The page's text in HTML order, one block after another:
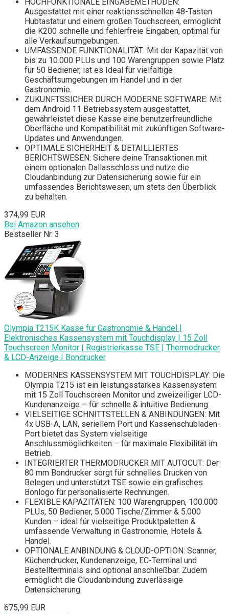
Ausgestattet mit einer reaktionsschnellen 48-Tasten
Hubtastatur und einem großen Touchscreen, ermöglicht
die K200 schnelle und fehlerfreie Eingaben, optimal für
alle Verkaufsumgebungen.
UMFASSENDE FUNKTIONALITÄT: Mit der Kapazität von
bis zu 10.000 PLUs und 100 Warengruppen sowie Platz
für 50 Bediener, ist es Ideal für vielfältige
Geschäftsumgebungen im Handel und in der
Gastronomie.
ZUKUNFTSSICHER DURCH MODERNE SOFTWARE: Mit
dem Android 11 Betriebssystem ausgestattet,
gewährleistet diese Kasse eine benutzerfreundliche
Oberfläche und Kompatibilität mit zukünftigen Software-
Updates und Anwendungen.
OPTIMALE SICHERHEIT & DETAILLIERTES
BERICHTSWESEN: Sichere deine Transaktionen mit
einem optionalen Dallasschloss und nutze die
Cloudanbindung zur Datensicherung sowie für ein
umfassendes Berichtswesen, um stets den Überblick
zu behalten.
374,99 EUR
Bei Amazon ansehen
Bestseller Nr. 3
Olympia T215K Kasse für Gastronomie & Handel |
Elektronisches Kassensystem mit Touchdisplay | 15 Zoll
Touchscreen Monitor | Registrierkasse TSE | Thermodrucker
& LCD-Anzeige | Bondrucker
MODERNES KASSENSYSTEM MIT TOUCHDISPLAY: Die
Olympia T215 ist ein leistungsstarkes Kassensystem
mit 15 Zoll Touchscreen Monitor und zweizeiliger LCD-
Kundenanzeige – für schnelle & intuitive Bedienung.
VIELSEITIGE SCHNITTSTELLEN & ANBINDUNGEN: Mit
4x USB-A, LAN, seriellem Port und Kassenschubladen-
Port bietet das System vielseitige
Anschlussmöglichkeiten – für maximale Flexibilität im
Betrieb.
INTEGRIERTER THERMODRUCKER MIT AUTOCUT: Der
80 mm Bondrucker sorgt für schnelles Drucken von
Belegen und unterstützt TSE sowie ein grafisches
Bonlogo für personalisierte Rechnungen.
FLEXIBLE KAPAZITÄTEN: 100 Warengruppen, 100.000
PLUs, 50 Bediener, 5.000 Tische/Zimmer & 5.000
Kunden – ideal für vielseitige Produktpaletten &
umfassende Verwaltung in Gastronomie, Hotels &
Handel.
OPTIONALE ANBINDUNG & CLOUD-OPTION: Scanner,
Küchendrucker, Kundenanzeige, EC-Terminal und
Bestellterminals sind optional anschließbar. Zudem
ermöglicht die Cloudanbindung zuverlässige
Datensicherung.
675,99 EUR